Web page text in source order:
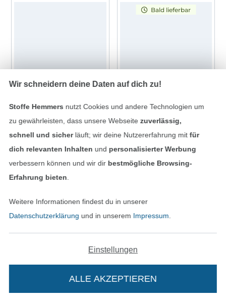
Applikation Silberne Feder, türkis
2,70 € / Stk
Bald lieferbar
2,95 € / Stk
4,30 € / Stk
Wir schneidern deine Daten auf dich zu!
Stoffe Hemmers nutzt Cookies und andere Technologien um
zu gewährleisten, dass unsere Webseite zuverlässig,
schnell und sicherläuft; wir deine Nutzererfahrung mitfür
dich relevanten Inhalten und personalisierter Werbung
verbessern können und wir dir bestmögliche Browsing-
Erfahrung bieten
Weitere Informationen findest du in unserer
Datenschutzerklärung und in unserem Impressum
Einstellungen
ALLE AKZEPTIEREN